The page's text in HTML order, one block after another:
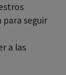
para seguir
a las